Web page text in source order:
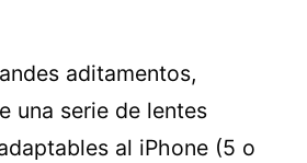
aditamentos,
una serie de lentes
al iPhone (5 o